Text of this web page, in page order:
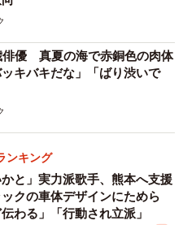
俳優 真夏の海で赤銅色の肉体
キバキだな」「ばり渋いで
ンキング
かと」実力派歌手、熊本へ支援
クの車体デザインにためら
わる」「行動され立派」